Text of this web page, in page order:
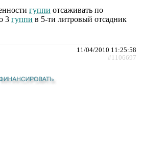
гуппи отсаживать по
3 гуппи в 5-ти литровый отсадник
11/04/2010 11:25:58
#1106697